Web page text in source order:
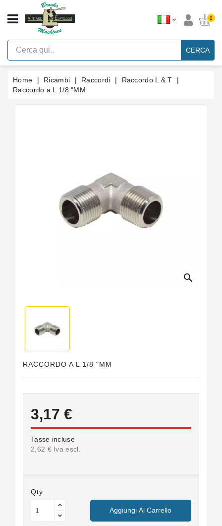
CATEGORIA
Macchine
Per
Caffè
Espresso
Leva
Vintage
0
CERCA
Home Ricambi Raccordi
Raccordo L & T
Raccordo a L 1/8 "MM
search
RACCORDO A L 1/8 "MM
3,17 €
Tasse incluse
2,62 € Iva escl.
Qty
Aggiungi Al Carrello